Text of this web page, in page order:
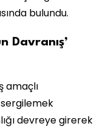
bulundu.
Davranış’
amaçlı
devreye girerek